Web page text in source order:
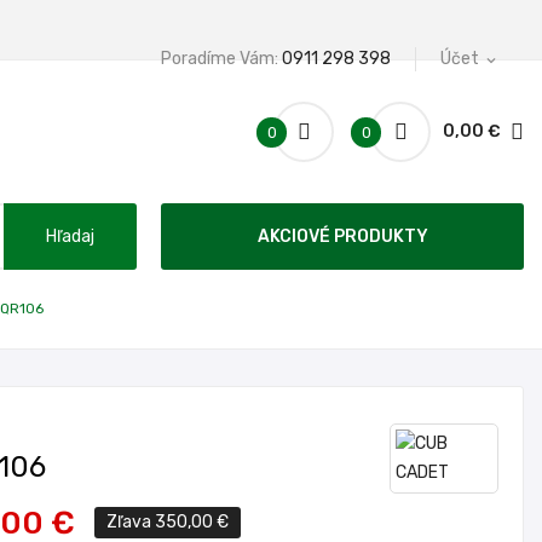
Účet expand_more
Poradíme Vám: 0911 298 398
0 0,00 €
0
Hľadaj AKCIOVÉ PRODUKTY
€ Zľava 350,00 €